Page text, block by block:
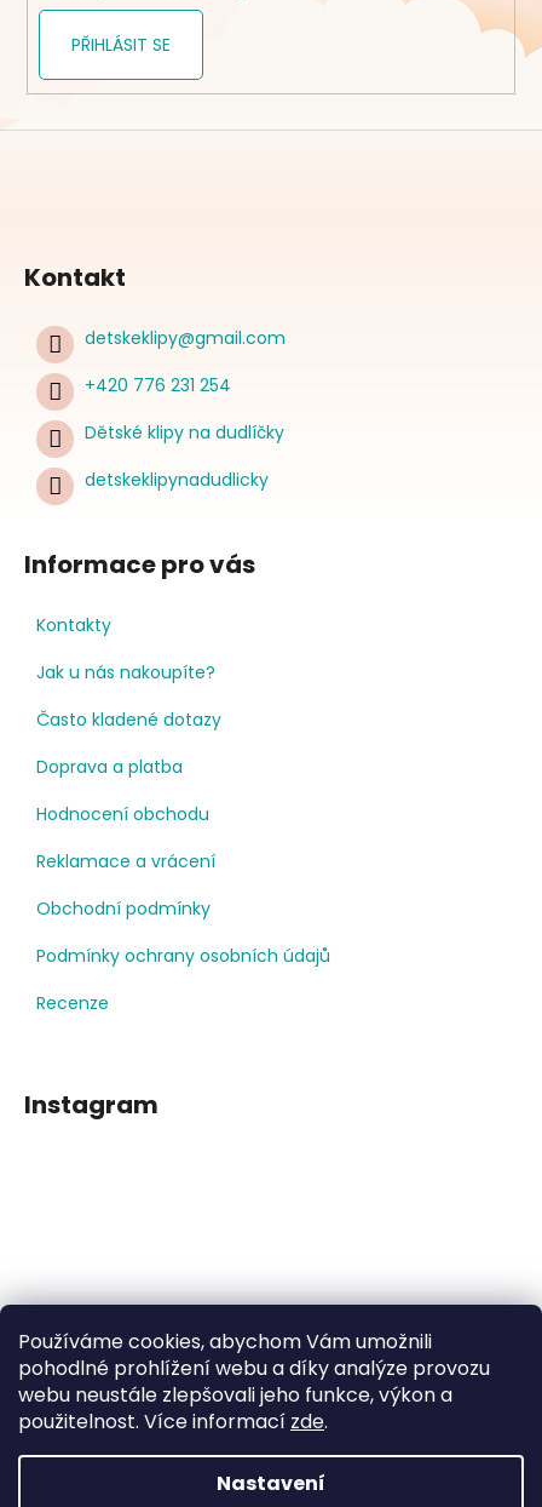
Používáme cookies, abychom Vám umožnili
pohodlné prohlížení webu a díky analýze provozu
webu neustále zlepšovali jeho funkce, výkon a
použitelnost. Více informací zde.
Nastavení
PŘIHLÁSIT SE
Kontakt
detskeklipy@gmail.com
+420 776 231 254
Dětské klipy na dudlíčky
detskeklipynadudlicky
Informace pro vás
Kontakty
Jak u nás nakoupíte?
Často kladené dotazy
Doprava a platba
Hodnocení obchodu
Reklamace a vrácení
Obchodní podmínky
Podmínky ochrany osobních údajů
Recenze
Instagram
Sledovat na Instagramu
Facebook